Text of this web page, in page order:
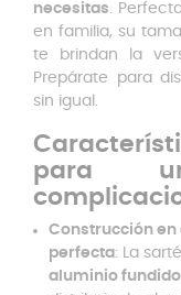
necesitas.
en familia, su
te brindan la
Prepárate para
sin igual.
para
Construcción
perfecta: La
aluminio